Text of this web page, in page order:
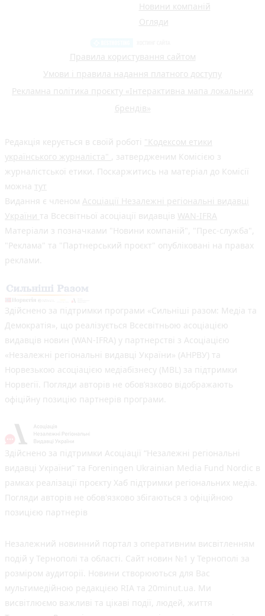
Новини компаній
Огляди
Правила користування сайтом
Умови і правила надання платного доступу
Рекламна політика проєкту «Інтерактивна мапа локальних
брендів»
Редакція керується в своїй роботі "Кодексом етики
українського журналіста" , затвердженим Комісією з
журналістської етики. Поскаржитись на матеріал до Комісії
можна тут
Видання є членом Асоціації Незалежні регіональні видавці
України та Всесвітньої асоціації видавців WAN-IFRA
Матеріали з позначками "Новини компаній", "Прес-служба",
"Реклама" та "Партнерський проєкт" опубліковані на правах
реклами.
Здійснено за підтримки програми «Сильніші разом: Медіа та
Демократія», що реалізується Всесвітньою асоціацією
видавців новин (WAN-IFRA) у партнерстві з Асоціацією
«Незалежні регіональні видавці України» (АНРВУ) та
Норвезькою асоціацією медіабізнесу (MBL) за підтримки
Норвегії. Погляди авторів не обов’язково відображають
офіційну позицію партнерів програми.
Здійснено за підтримки Асоціації “Незалежні регіональні
видавці України” та Foreningen Ukrainian Media Fund Nordic в
рамках реалізації проєкту Хаб підтримки регіональних медіа.
Погляди авторів не обов'язково збігаються з офіційною
позицією партнерів
Незалежний новинний портал з оперативним висвітленням
подій у Тернополі та області. Сайт новин №1 у Тернополі за
розміром аудиторії. Новини створюються для Вас
мультимедійною редакцією RIA та 20minut.ua. Ми
висвітлюємо важливі та цікаві події, людей, життя